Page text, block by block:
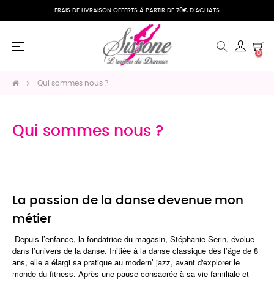
FRAIS DE LIVRAISON OFFERTS À PARTIR DE 70€ D'ACHATS
Basculer
☰
0
Qui sommes nous ?
Qui sommes nous ?
La passion de la danse devenue mon
métier
Depuis l’enfance, la fondatrice du magasin, Stéphanie Serin, évolue
dans l’univers de la danse. Initiée à la danse classique dès l’âge de 8
ans, elle a élargi sa pratique au modern’ jazz, avant d'explorer le
monde du fitness. Après une pause consacrée à sa vie familiale et